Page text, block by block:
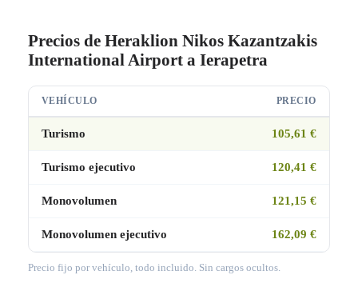
Precios de Heraklion Nikos Kazantzakis
International Airport a Ierapetra
VEHÍCULO PRECIO
Turismo 105,61 €
Turismo ejecutivo 120,41 €
Monovolumen 121,15 €
Monovolumen ejecutivo 162,09 €
Precio fijo por vehículo, todo incluido. Sin cargos ocultos.